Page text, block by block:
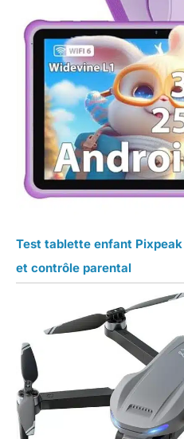
Test tablette enfant
et contrôle parental